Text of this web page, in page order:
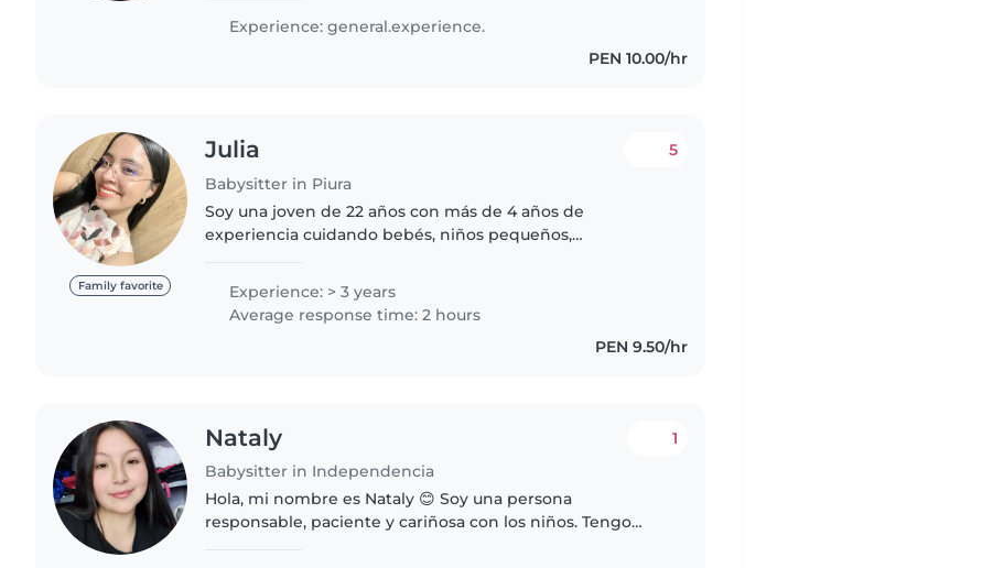
responsable, amigable..
Experience: general.experience.
PEN 10.00/hr
Family favorite
Julia
Babysitter in Piura
5
Soy una joven de 22 años con más de 4 años de
experiencia cuidando bebés, niños pequeños,
Experience: > 3 years
Average response time: 2 hours
PEN 9.50/hr
Nataly
Babysitter in Independencia
1
Hola, mi nombre es Nataly 😊 Soy una persona
responsable, paciente y cariñosa con los niños. Tengo